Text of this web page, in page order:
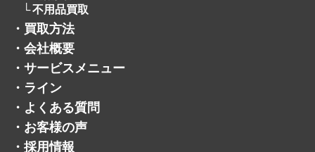
不用品買取
・ 買取方法
・ 会社概要
・ サービスメニュー
・ ライン
・ よくある質問
・ お客様の声
・ 採用情報